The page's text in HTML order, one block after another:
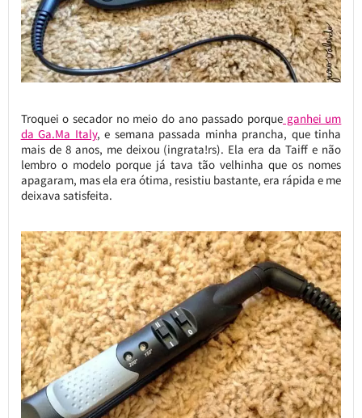
Troquei o secador no meio do ano passado porque ganhei um
da Ga.Ma Italy, e semana passada minha prancha, que tinha
mais de 8 anos, me deixou (ingrata!rs). Ela era da Taiff e não
lembro o modelo porque já tava tão velhinha que os nomes
apagaram, mas ela era ótima, resistiu bastante, era rápida e me
deixava satisfeita.